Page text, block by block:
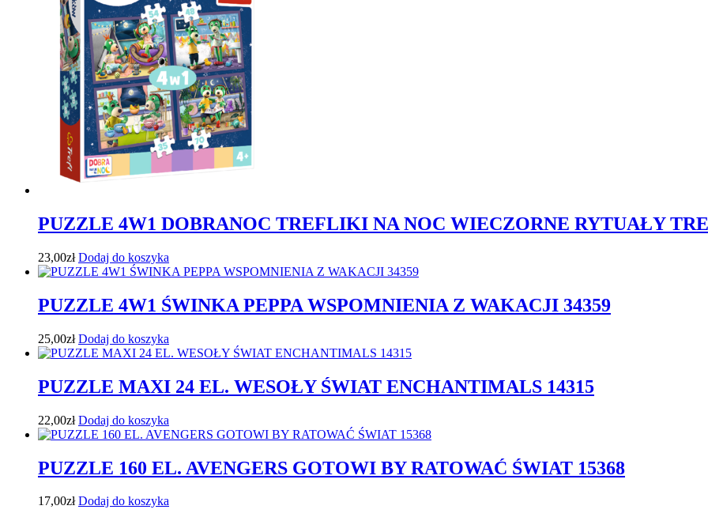
PUZZLE 4W1 DOBRANOC TREFLIKI NA NOC WIECZORNE RYTUAŁY
23,00zł Dodaj do koszyka
PUZZLE 4W1 ŚWINKA PEPPA WSPOMNIENIA Z WAKACJI 34359
25,00zł Dodaj do koszyka
PUZZLE MAXI 24 EL. WESOŁY ŚWIAT ENCHANTIMALS 14315
22,00zł Dodaj do koszyka
PUZZLE 160 EL. AVENGERS GOTOWI BY RATOWAĆ ŚWIAT 15368
17,00zł Dodaj do koszyka